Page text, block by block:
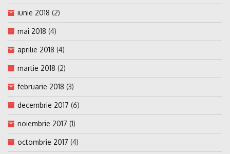
iunie 2018 (2)
mai 2018 (4)
aprilie 2018 (4)
martie 2018 (2)
februarie 2018 (3)
decembrie 2017 (6)
noiembrie 2017 (1)
octombrie 2017 (4)